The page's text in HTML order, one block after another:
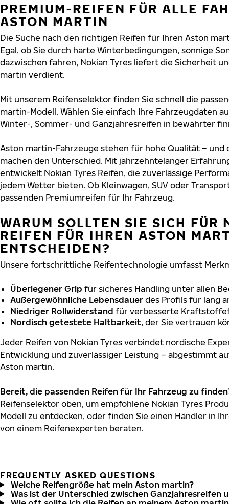
PREMIUM-REIFEN FÜR ALLE
ASTON MARTIN
Die Suche nach den richtigen Reifen für Ihren Aston
Egal, ob Sie durch harte Winterbedingungen, sonnige
dazwischen fahren, Nokian Tyres liefert die Sicherheit
martin verdient.
Mit unserem Reifenselektor finden Sie schnell die
martin-Modell. Wählen Sie einfach Ihre Fahrzeugdaten
Winter-, Sommer- und Ganzjahresreifen in bewährter
Aston martin-Fahrzeuge stehen für hohe Qualität – und
machen den Unterschied. Mit jahrzehntelanger
entwickelt Nokian Tyres Reifen, die zuverlässige
jedem Wetter bieten. Ob Kleinwagen, SUV oder
passenden Premiumreifen für Ihr Fahrzeug.
WARUM SOLLTEN SIE SICH FÜR
REIFEN FÜR IHREN ASTON
ENTSCHEIDEN?
Unsere fortschrittliche Reifentechnologie umfasst
Überlegener Grip für sicheres Handling unter allen
Außergewöhnliche Lebensdauer des Profils für lang
Niedriger Rollwiderstand für verbesserte
Nordisch getestete Haltbarkeit, der Sie vertrauen
Jeder Reifen von Nokian Tyres verbindet nordische
Entwicklung und zuverlässiger Leistung – abgestimmt
Aston martin.
Bereit, die passenden Reifen für Ihr Fahrzeug zu
Reifenselektor oben, um empfohlene Nokian Tyres
Modell zu entdecken, oder finden Sie einen Händler in
von einem Reifenexperten beraten.
FREQUENTLY ASKED QUESTIONS
Welche Reifengröße hat mein Aston martin?
Was ist der Unterschied zwischen Ganzjahresreifen